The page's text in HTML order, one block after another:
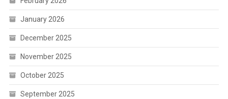
January 2026
December 2025
November 2025
October 2025
September 2025